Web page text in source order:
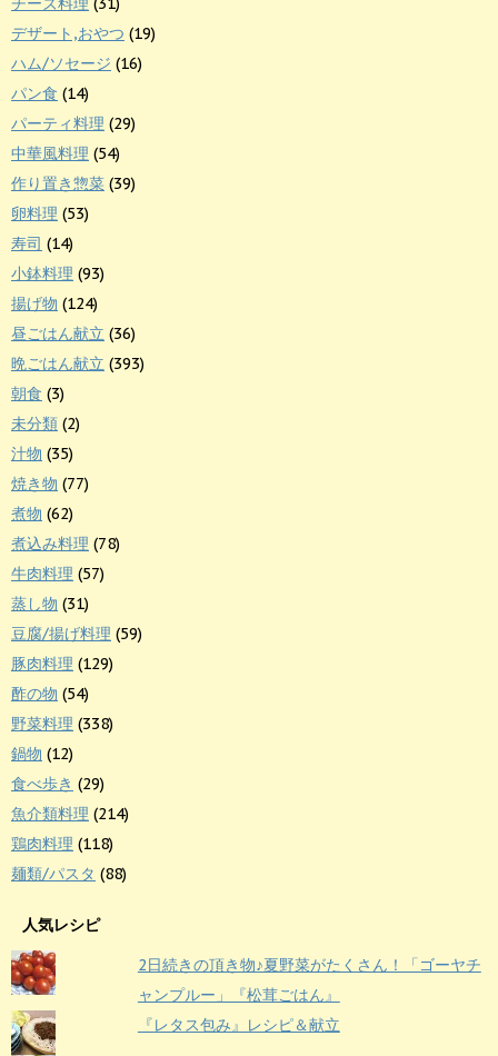
デザート,おやつ (19)
ハム/ソセージ (16)
パン食 (14)
パーティ料理 (29)
中華風料理 (54)
作り置き惣菜 (39)
卵料理 (53)
寿司 (14)
小鉢料理 (93)
揚げ物 (124)
昼ごはん献立 (36)
晩ごはん献立 (393)
朝食 (3)
未分類 (2)
汁物 (35)
焼き物 (77)
煮物 (62)
煮込み料理 (78)
牛肉料理 (57)
蒸し物 (31)
豆腐/揚げ料理 (59)
豚肉料理 (129)
酢の物 (54)
野菜料理 (338)
鍋物 (12)
食べ歩き (29)
魚介類料理 (214)
鶏肉料理 (118)
麺類/パスタ (88)
人気レシピ
2日続きの頂き物♪夏野菜がたくさん！「ゴーヤチ
ャンプルー」『松茸ごはん』
『レタス包み』レシピ＆献立